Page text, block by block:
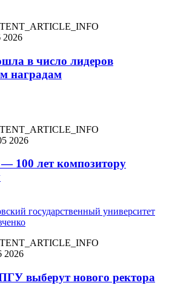
2026
в число лидеров
наградам
2026
100 лет композитору
государственный университет
2026
выберут нового ректора